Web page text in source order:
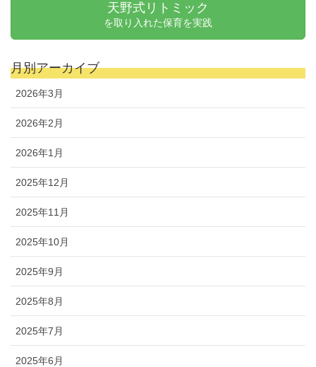
天野式リトミック
を取り入れた保育を実践
月別アーカイブ
2026年3月
2026年2月
2026年1月
2025年12月
2025年11月
2025年10月
2025年9月
2025年8月
2025年7月
2025年6月